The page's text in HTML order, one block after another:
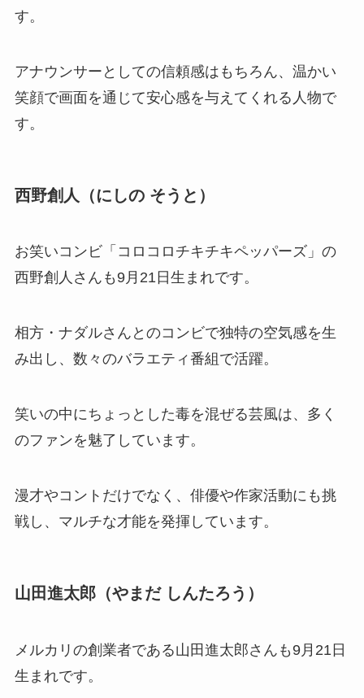
す。
アナウンサーとしての信頼感はもちろん、温かい
笑顔で画面を通じて安心感を与えてくれる人物で
す。
西野創人（にしの そうと）
お笑いコンビ「コロコロチキチキペッパーズ」の
西野創人さんも9月21日生まれです。
相方・ナダルさんとのコンビで独特の空気感を生
み出し、数々のバラエティ番組で活躍。
笑いの中にちょっとした毒を混ぜる芸風は、多く
のファンを魅了しています。
漫才やコントだけでなく、俳優や作家活動にも挑
戦し、マルチな才能を発揮しています。
山田進太郎（やまだ しんたろう）
メルカリの創業者である山田進太郎さんも9月21日
生まれです。